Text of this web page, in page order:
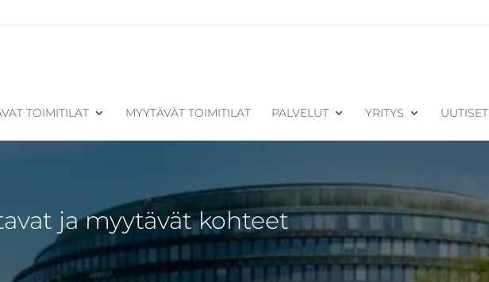
TOIMITILAT MYYTÄVÄT TOIMITILAT PALVELUT YRITYS UUTISET
ja myytävät kohteet